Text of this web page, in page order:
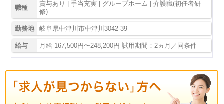
職種
賞与あり | 手当充実 | グループホーム | 介護職(初任者研
修)
勤務地 岐阜県中津川市中津川3042-39
給与 月給 167,500円〜248,200円 試用期間：2ヵ月／同条件